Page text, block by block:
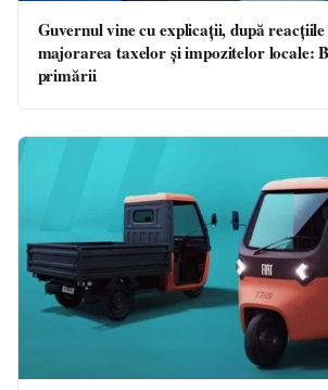
Guvernul vine cu explicații, după
majorarea taxelor și impozitelor locale:
primării